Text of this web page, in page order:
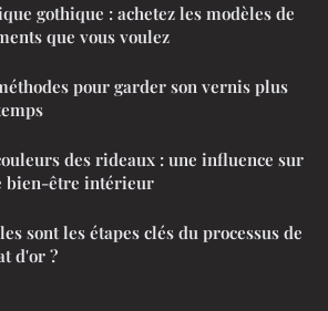
gothique : achetez les modèles de
que vous voulez
pour garder son vernis plus
des rideaux : une influence sur
bien-être intérieur
sont les étapes clés du processus de
d'or ?